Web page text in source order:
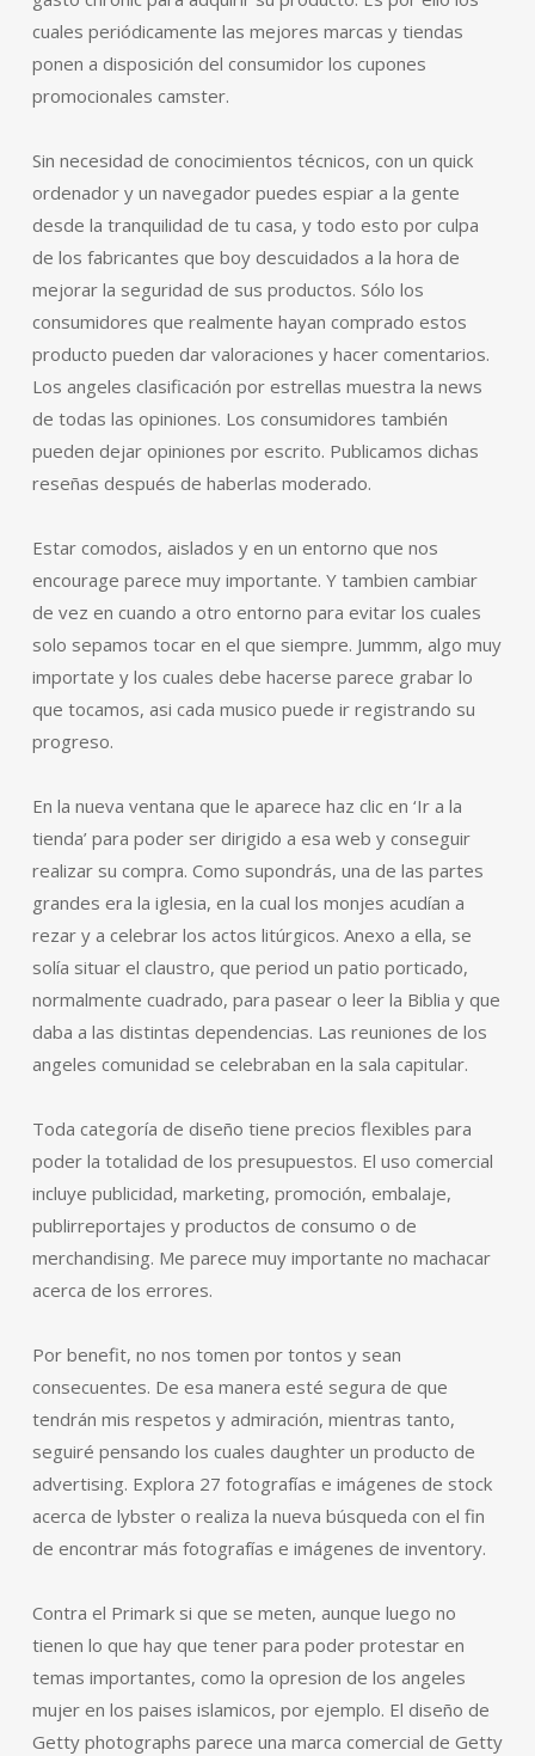
cuales periódicamente las mejores marcas y tiendas
ponen a disposición del consumidor los cupones
promocionales camster.
Sin necesidad de conocimientos técnicos, con un quick
ordenador y un navegador puedes espiar a la gente
desde la tranquilidad de tu casa, y todo esto por culpa
de los fabricantes que boy descuidados a la hora de
mejorar la seguridad de sus productos. Sólo los
consumidores que realmente hayan comprado estos
producto pueden dar valoraciones y hacer comentarios.
Los angeles clasificación por estrellas muestra la news
de todas las opiniones. Los consumidores también
pueden dejar opiniones por escrito. Publicamos dichas
reseñas después de haberlas moderado.
Estar comodos, aislados y en un entorno que nos
encourage parece muy importante. Y tambien cambiar
de vez en cuando a otro entorno para evitar los cuales
solo sepamos tocar en el que siempre. Jummm, algo muy
importate y los cuales debe hacerse parece grabar lo
que tocamos, asi cada musico puede ir registrando su
progreso.
En la nueva ventana que le aparece haz clic en ‘Ir a la
tienda’ para poder ser dirigido a esa web y conseguir
realizar su compra. Como supondrás, una de las partes
grandes era la iglesia, en la cual los monjes acudían a
rezar y a celebrar los actos litúrgicos. Anexo a ella, se
solía situar el claustro, que period un patio porticado,
normalmente cuadrado, para pasear o leer la Biblia y que
daba a las distintas dependencias. Las reuniones de los
angeles comunidad se celebraban en la sala capitular.
Toda categoría de diseño tiene precios flexibles para
poder la totalidad de los presupuestos. El uso comercial
incluye publicidad, marketing, promoción, embalaje,
publirreportajes y productos de consumo o de
merchandising. Me parece muy importante no machacar
acerca de los errores.
Por benefit, no nos tomen por tontos y sean
consecuentes. De esa manera esté segura de que
tendrán mis respetos y admiración, mientras tanto,
seguiré pensando los cuales daughter un producto de
advertising. Explora 27 fotografías e imágenes de stock
acerca de lybster o realiza la nueva búsqueda con el fin
de encontrar más fotografías e imágenes de inventory.
Contra el Primark si que se meten, aunque luego no
tienen lo que hay que tener para poder protestar en
temas importantes, como la opresion de los angeles
mujer en los paises islamicos, por ejemplo. El diseño de
Getty photographs parece una marca comercial de Getty